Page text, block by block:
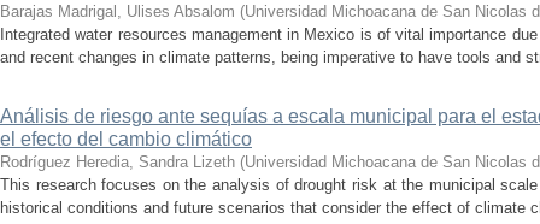
Barajas Madrigal, Ulises Absalom (Universidad Michoacana de San Nicolas
Integrated water resources management in Mexico is of vital importance
and recent changes in climate patterns, being imperative to have tools and
Análisis de riesgo ante sequías a escala municipal para el
el efecto del cambio climático
Rodríguez Heredia, Sandra Lizeth (Universidad Michoacana de San Nicolas
This research focuses on the analysis of drought risk at the municipal
historical conditions and future scenarios that consider the effect of climate